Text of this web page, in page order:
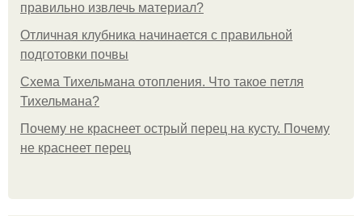
правильно извлечь материал?
Отличная клубника начинается с правильной
подготовки почвы
Схема Тихельмана отопления. Что такое петля
Тихельмана?
Почему не краснеет острый перец на кусту. Почему
не краснеет перец